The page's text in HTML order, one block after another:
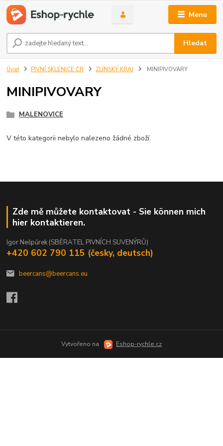
Menu
Hledat
Úvod PIVNÍ SKLENICE ČR ZLÍNSKÝ KRAJ MINIPIVOVARY
MINIPIVOVARY
MALENOVICE
V této kategorii nebylo nalezeno žádné zboží.
Zde mě můžete kontaktovat - Sie können mich
hier kontaktieren.
Igor Nešpůrek (SBĚRATEL PIVNÍCH SUVENÝRŮ)
+420 602 790 115 (česky, deutsch)
beercans@beercans.eu
Vytvořeno na Eshop-rychle.cz